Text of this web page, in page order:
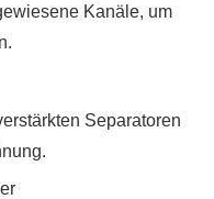
Kanäle, um
Separatoren